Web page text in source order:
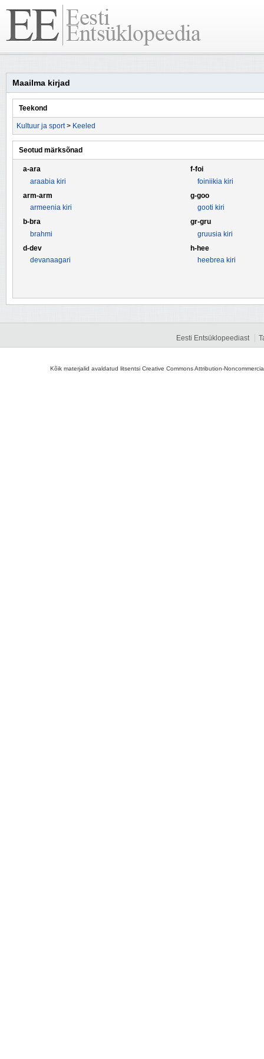
Maailma kirjad
Teekond
Kultuur ja sport> Keeled
Seotud märksõnad
a-ara
araabia kiri
arm-arm
armeenia kiri
b-bra
brahmi
d-dev
devanaagari
f-foi
foiniikia kiri
g-goo
gooti kiri
gr-gru
gruusia kiri
h-hee
heebrea kiri
Eesti Entsüklopeediast
Kõik materjalid avaldatud litsentsi Creative Commons Attribution-